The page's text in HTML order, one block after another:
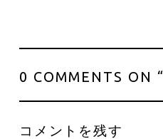
0 COMMENTS ON “
コメントを残す